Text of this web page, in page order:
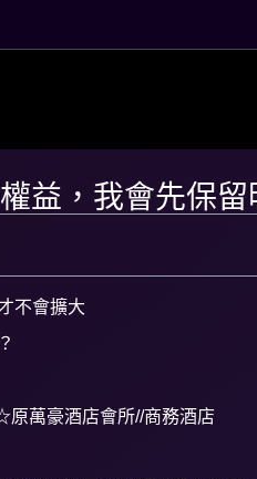
益，我會先保
不會擴大
原萬豪酒店會所//商務酒店